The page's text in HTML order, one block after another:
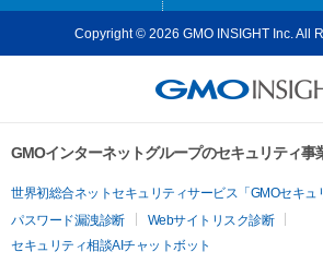
Copyright © 2026 GMO INSIGHT Inc. All
GMOインターネットグループのセキュリティ事
世界初総合ネットセキュリティサービス「GMOセキュ
パスワード漏洩診断
Webサイトリスク診断
セキュリティ相談AIチャットボット